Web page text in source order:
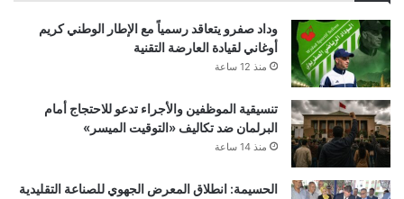
وداد صفرو يتعاقد رسمياً مع الإطار الوطني كريم
أوغاني لقيادة العارضة التقنية
منذ 12 ساعة
تنسيقية الموظفين والأجراء تدعو للاحتجاج أمام
البرلمان ضد تكاليف «التوقيت الميسر»
منذ 14 ساعة
الحسيمة: انطلاق المعرض الجهوي للصناعة التقليدية